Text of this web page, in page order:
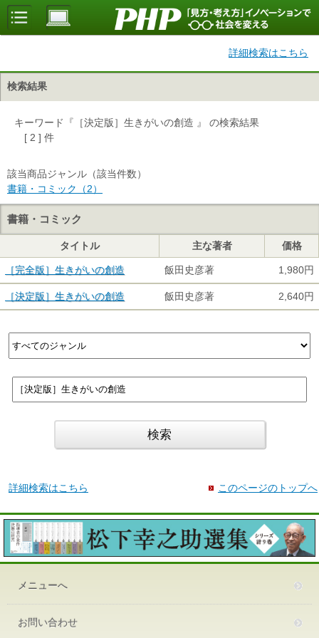
詳細検索はこちら
検索結果
キーワード『［決定版］生きがいの創造 』 の検索結果
[ 2 ] 件
該当商品ジャンル（該当件数）
書籍・コミック（2）
書籍・コミック
タイトル 主な著者 価格
［完全版］生きがいの創造 飯田史彦著 1,980円
［決定版］生きがいの創造 飯田史彦著 2,640円
詳細検索はこちら このページのトップへ
メニューへ
お問い合わせ